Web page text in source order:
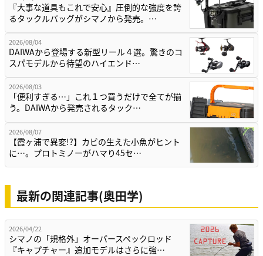
『大事な道具もこれで安心』圧倒的な強度を誇
るタックルバッグがシマノから発売。…
2026/08/04
DAIWAから登場する新型リール４選。驚きのコ
スパモデルから待望のハイエンド…
2026/08/03
「便利すぎる…」これ１つ買うだけで全てが揃
う。DAIWAから発売されるタック…
2026/08/07
【霞ヶ浦で異変!?】カビの生えた小魚がヒント
に…。プロトミノーがハマり45セ…
最新の関連記事(奥田学)
2026/04/22
シマノの「規格外」オーパースペックロッド
『キャプチャー』追加モデルはさらに強…